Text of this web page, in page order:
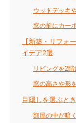
ウッドデッキ
窓の前にカー
【新築・リフォ
イデア2選
リビングを2
窓の高さや形
目隠しを選ぶと
部屋の中が暗